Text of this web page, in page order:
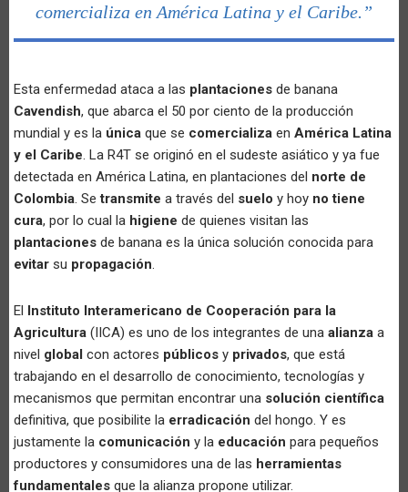
comercializa en América Latina y el Caribe.”
Esta enfermedad ataca a las plantaciones de banana
Cavendish, que abarca el 50 por ciento de la producción
mundial y es la única que se comercializa en América Latina
y el Caribe. La R4T se originó en el sudeste asiático y ya fue
detectada en América Latina, en plantaciones del norte de
Colombia. Setransmite a través del suelo y hoy no tiene
cura, por lo cual la higiene de quienes visitan las
plantaciones de banana es la única solución conocida para
evitar su propagación.
El Instituto Interamericano de Cooperación para la
Agricultura (IICA) es uno de los integrantes de una alianza a
nivel global con actores públicos y privados, que está
trabajando en el desarrollo de conocimiento, tecnologías y
mecanismos que permitan encontrar una solución científica
definitiva, que posibilite la erradicación del hongo. Y es
justamente la comunicación y la educación para pequeños
productores y consumidores una de las herramientas
fundamentales que la alianza propone utilizar.